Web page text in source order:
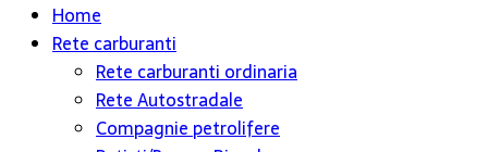
Home
Rete carburanti
Rete carburanti ordinaria
Rete Autostradale
Compagnie petrolifere